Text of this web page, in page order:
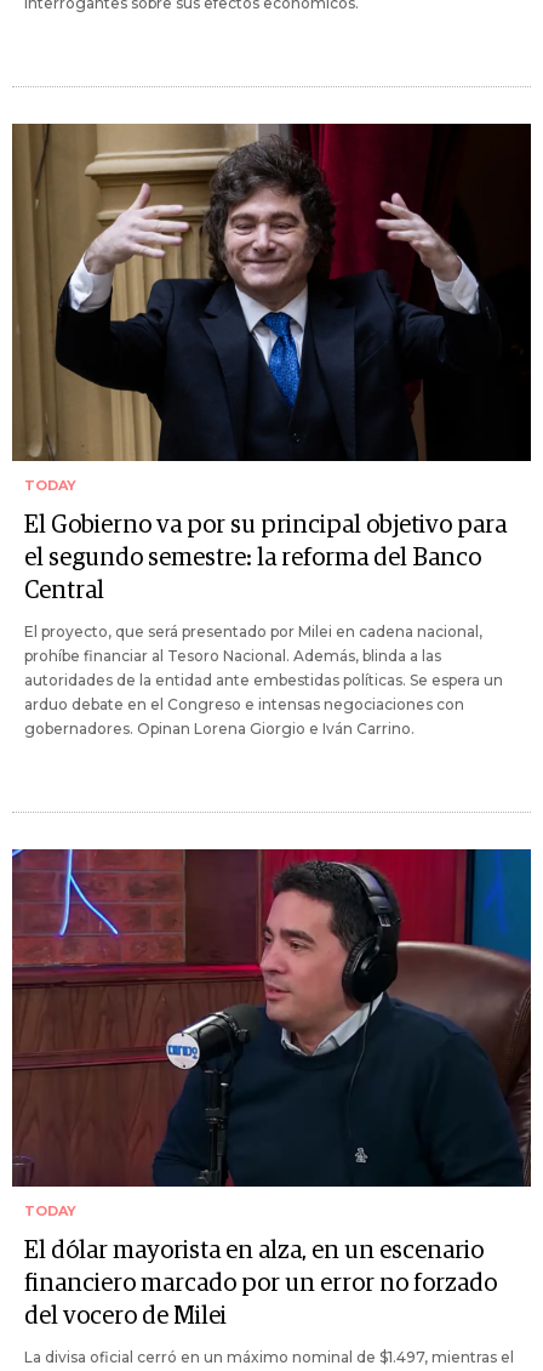
TODAY
El Gobierno va por su principal objetivo para
el segundo semestre: la reforma del Banco
Central
El proyecto, que será presentado por Milei en cadena nacional,
prohíbe financiar al Tesoro Nacional. Además, blinda a las
autoridades de la entidad ante embestidas políticas. Se espera un
arduo debate en el Congreso e intensas negociaciones con
gobernadores. Opinan Lorena Giorgio e Iván Carrino.
TODAY
El dólar mayorista en alza, en un escenario
financiero marcado por un error no forzado
del vocero de Milei
La divisa oficial cerró en un máximo nominal de $1.497, mientras el